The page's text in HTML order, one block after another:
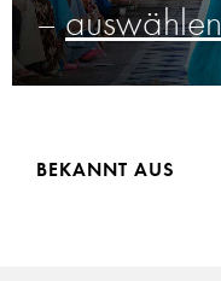
–auswählen
BEKANNT AUS